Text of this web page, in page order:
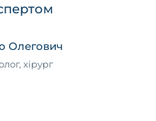
Олегович
хірург